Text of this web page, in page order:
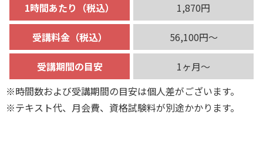
1時間あたり（税込） 1,870円
受講料金（税込） 56,100円～
受講期間の目安
1ヶ月～
※時間数および受講期間の目安は個人差がございます。
※テキスト代、月会費、資格試験料が別途かかります。